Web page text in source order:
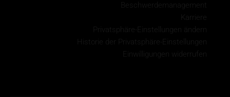
Beschwerdemanagement
Karriere
Privatsphäre-Einstellungen ändern
Historie der Privatsphäre-Einstellungen
Einwilligungen widerrufen